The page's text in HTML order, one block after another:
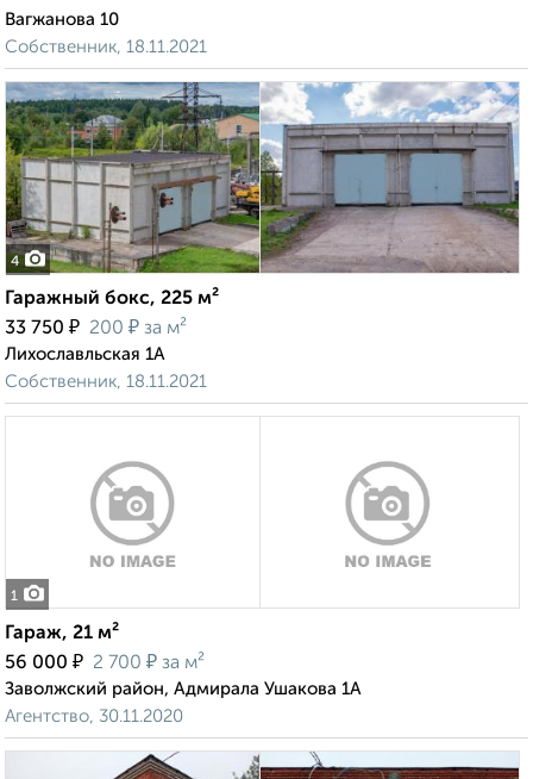
Вагжанова 10
Собственник, 18.11.2021
4
Гаражный бокс, 225 м²
33 750 ₽ 200 ₽ за м²
Лихославльская 1А
Собственник, 18.11.2021
1
Гараж, 21 м²
56 000 ₽ 2 700 ₽ за м²
Заволжский район, Адмирала Ушакова 1А
Агентство, 30.11.2020